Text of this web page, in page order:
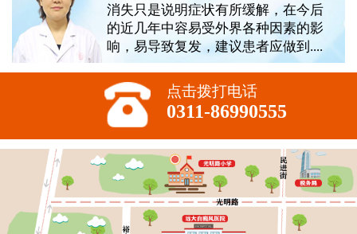
消失只是说明症状有所缓解，在今后
的近几年中容易受外界各种因素的影
响，易导致复发，建议患者应做到....
点击拨打电话
0311-86990555